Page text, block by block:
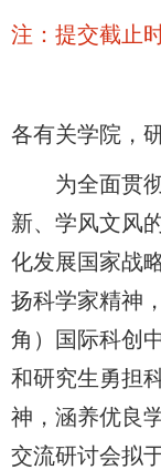
注：提交截止
各有关学院，
为全面贯
新、学风文风
化发展国家战
扬科学家精神
角）
国际科创
和研究生勇担
神，涵养优良
交流研讨会拟